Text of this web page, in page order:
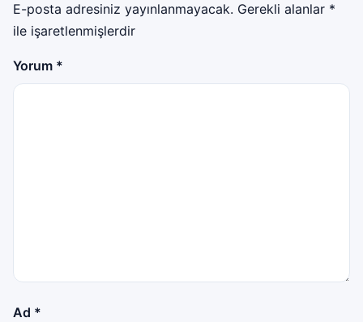
E-posta adresiniz yayınlanmayacak. Gerekli alanlar *
ile işaretlenmişlerdir
Yorum *
Ad *